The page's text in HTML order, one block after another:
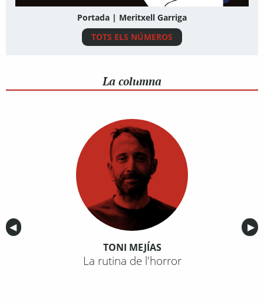
Portada | Meritxell Garriga
TOTS ELS NÚMEROS
La columna
Anterior
◀︎ ▶︎
TONI MEJÍAS
La rutina de l'horror